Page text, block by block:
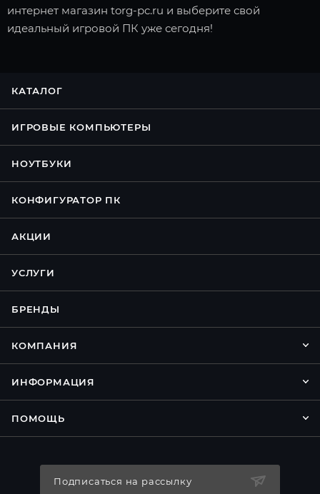
интернет магазин torg-pc.ru и выберите свой
идеальный игровой ПК уже сегодня!
КАТАЛОГ
ИГРОВЫЕ КОМПЬЮТЕРЫ
НОУТБУКИ
КОНФИГУРАТОР ПК
АКЦИИ
УСЛУГИ
БРЕНДЫ
КОМПАНИЯ
ИНФОРМАЦИЯ
ПОМОЩЬ
Подписаться на рассылку